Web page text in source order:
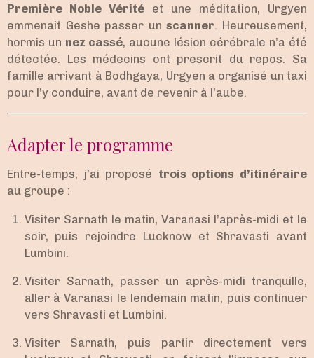
Première Noble Vérité et une méditation, Urgyen
emmenait Geshe passer unscanner. Heureusement,
hormis un nez cassé, aucune lésion cérébrale n’a été
détectée. Les médecins ont prescrit du repos. Sa
famille arrivant à Bodhgaya, Urgyen a organisé un taxi
pour l’y conduire, avant de revenir à l’aube.
Adapter le programme
Entre-temps, j’ai proposé trois options d’itinéraire
au groupe :
Visiter Sarnath le matin, Varanasi l’après-midi et le
soir, puis rejoindre Lucknow et Shravasti avant
Lumbini.
Visiter Sarnath, passer un après-midi tranquille,
aller à Varanasi le lendemain matin, puis continuer
vers Shravasti et Lumbini.
Visiter Sarnath, puis partir directement vers